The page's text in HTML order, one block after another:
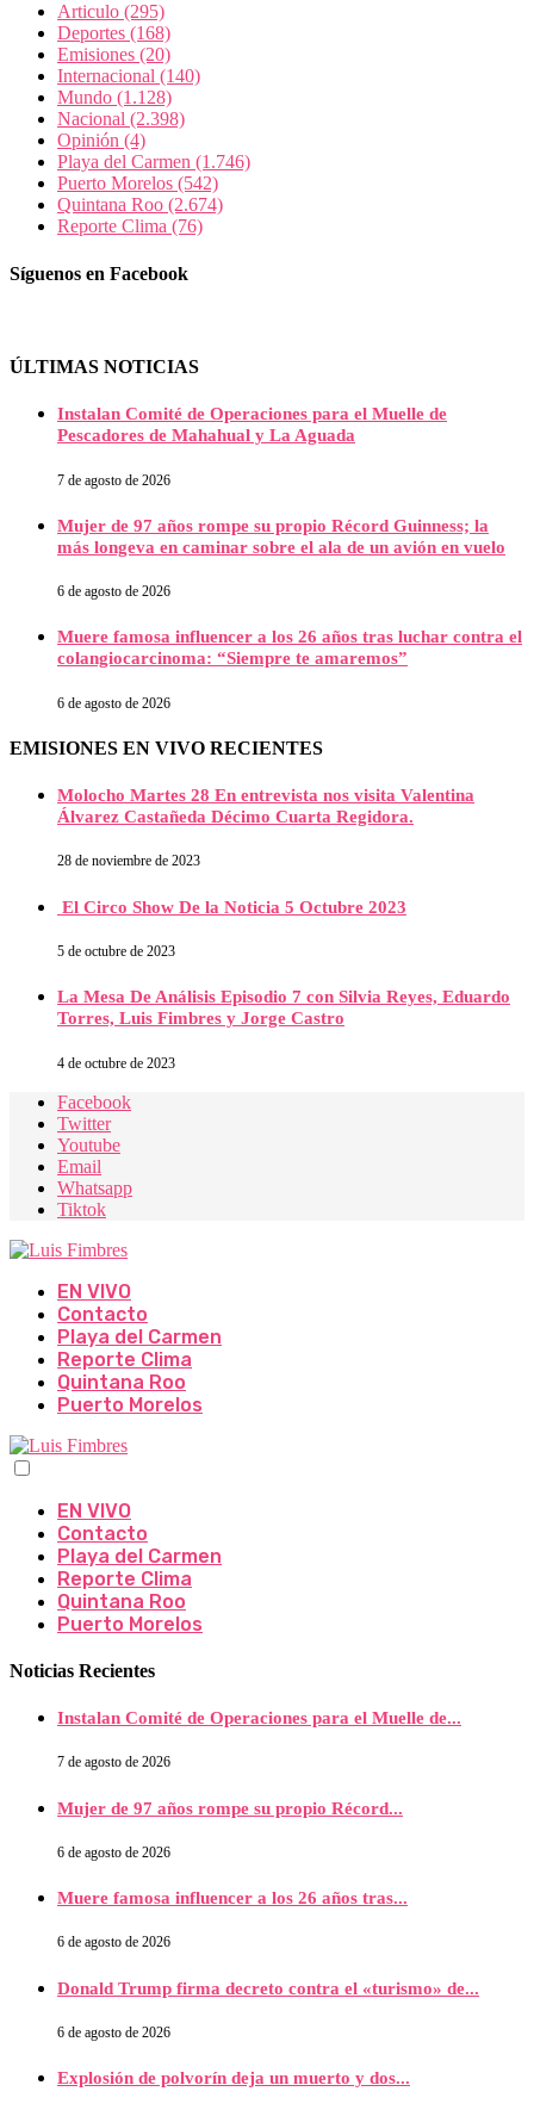
Articulo (295)
Deportes (168)
Emisiones (20)
Internacional (140)
Mundo (1.128)
Nacional (2.398)
Opinión (4)
Playa del Carmen (1.746)
Puerto Morelos (542)
Quintana Roo (2.674)
Reporte Clima (76)
Síguenos en Facebook
ÚLTIMAS NOTICIAS
Instalan Comité de Operaciones para el Muelle de
Pescadores de Mahahual y La Aguada
7 de agosto de 2026
Mujer de 97 años rompe su propio Récord Guinness; la
más longeva en caminar sobre el ala de un avión en vuelo
6 de agosto de 2026
Muere famosa influencer a los 26 años tras luchar contra el
colangiocarcinoma: “Siempre te amaremos”
6 de agosto de 2026
EMISIONES EN VIVO RECIENTES
Molocho Martes 28 En entrevista nos visita Valentina
Álvarez Castañeda Décimo Cuarta Regidora.
28 de noviembre de 2023
El Circo Show De la Noticia 5 Octubre 2023
5 de octubre de 2023
La Mesa De Análisis Episodio 7 con Silvia Reyes, Eduardo
Torres, Luis Fimbres y Jorge Castro
4 de octubre de 2023
Facebook
Twitter
Youtube
Email
Whatsapp
Tiktok
EN VIVO
Contacto
Playa del Carmen
Reporte Clima
Quintana Roo
Puerto Morelos
EN VIVO
Contacto
Playa del Carmen
Reporte Clima
Quintana Roo
Puerto Morelos
Noticias Recientes
Instalan Comité de Operaciones para el Muelle de...
7 de agosto de 2026
Mujer de 97 años rompe su propio Récord...
6 de agosto de 2026
Muere famosa influencer a los 26 años tras...
6 de agosto de 2026
Donald Trump firma decreto contra el «turismo» de...
6 de agosto de 2026
Explosión de polvorín deja un muerto y dos...